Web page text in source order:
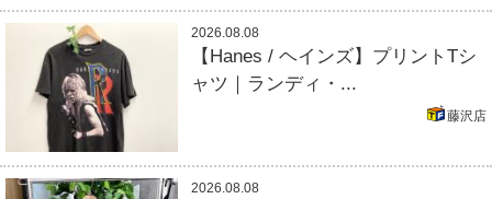
2026.08.08
【Hanes / ヘインズ】プリントTシ
ャツ｜ランディ・...
藤沢店
2026.08.08